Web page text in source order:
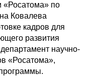
«Росатома» по
Ковалева
кадров для
развития
научно-
«Росатома»,